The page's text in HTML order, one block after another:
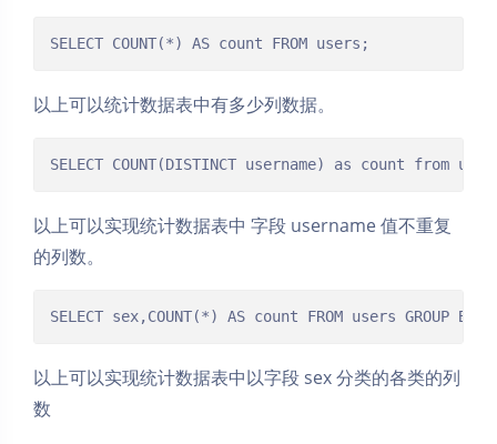
SELECT COUNT(*) AS count FROM users;
以上可以统计数据表中有多少列数据。
SELECT COUNT(DISTINCT username) as count from
以上可以实现统计数据表中 字段 username 值不重复
的列数。
SELECT sex,COUNT(*) AS count FROM users GROUP BY
以上可以实现统计数据表中以字段 sex 分类的各类的列
数